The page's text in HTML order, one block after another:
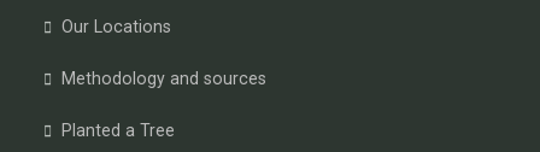
Our Locations
Methodology and sources
Planted a Tree